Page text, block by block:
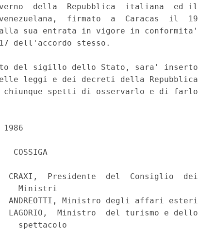
della  Repubblica  italiana  ed il
firmato  a  Caracas  il  19
sua entrata in vigore in conformita'
dell'accordo stesso.
del sigillo dello Stato, sara' inserto
leggi e dei decreti della Repubblica
spetti di osservarlo e di farlo
1986
COSSIGA
CRAXI,  Presidente  del  Consiglio  dei
Ministri
ANDREOTTI, Ministro degli affari esteri
LAGORIO,  Ministro  del turismo e dello
spettacolo